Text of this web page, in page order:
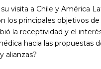
visita a Chile y América
los principales objetivos
la receptividad y el
hacia las propuestas
alianzas?